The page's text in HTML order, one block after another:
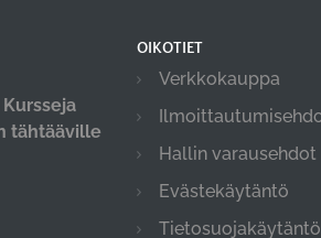
tähtääville
OIKOTIET
Verkkokauppa
Hallin varausehdot
Evästekäytäntö
Tietosuojakäytäntö